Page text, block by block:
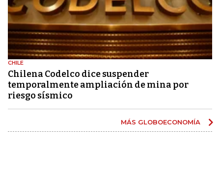
CHILE
Chilena Codelco dice suspender
temporalmente ampliación de mina por
riesgo sísmico
MÁS GLOBOECONOMÍA